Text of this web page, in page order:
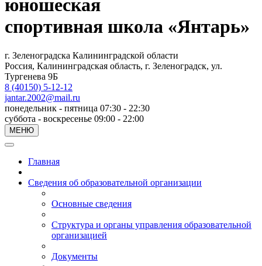
юношеская
спортивная школа «Янтарь»
г. Зеленоградска Калининградской области
Россия, Калининградская область, г. Зеленоградск, ул.
Тургенева 9Б
8 (40150) 5-12-12
jantar.2002@mail.ru
понедельник - пятница 07:30 - 22:30
суббота - воскресенье 09:00 - 22:00
МЕНЮ
Главная
Сведения об образовательной организации
Основные сведения
Структура и органы управления образовательной
организацией
Документы